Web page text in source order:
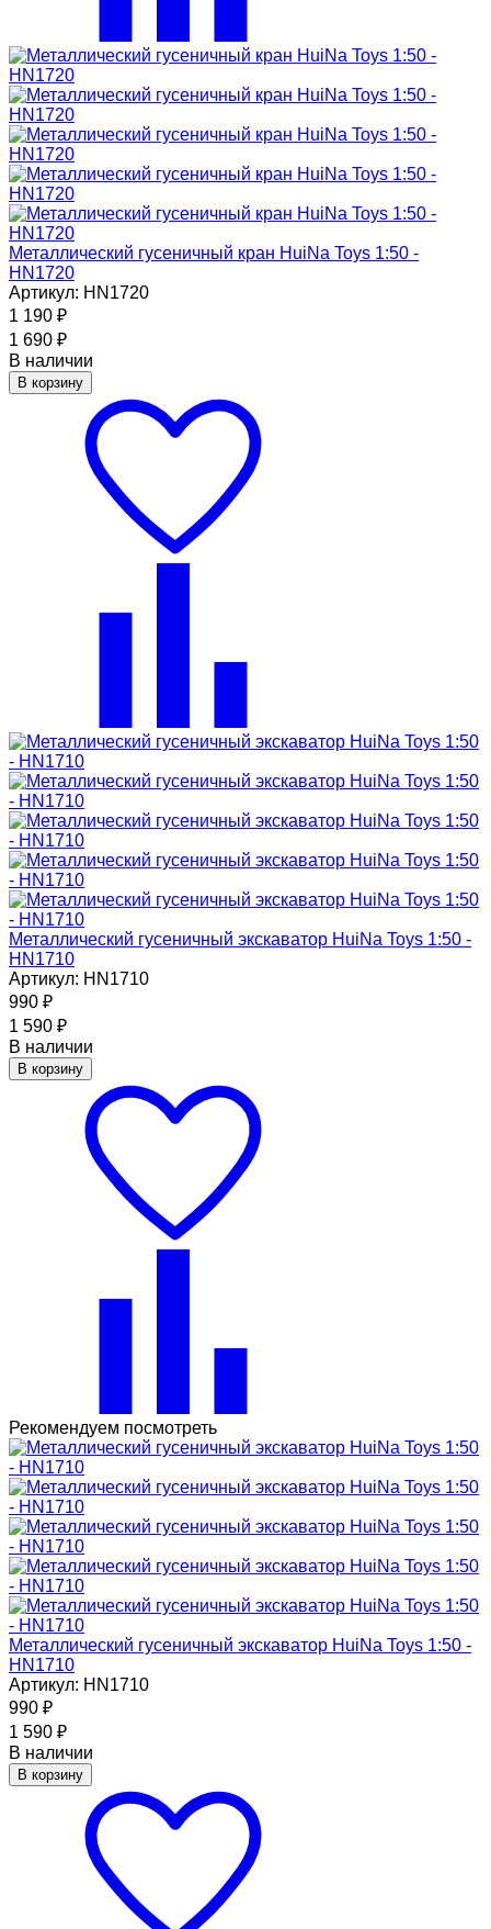
Металлический гусеничный кран HuiNa Toys 1:50 -
HN1720
Артикул: HN1720
1 190 ₽
1 690 ₽
В наличии
В корзину
Металлический гусеничный экскаватор HuiNa Toys 1:50 -
HN1710
Артикул: HN1710
990 ₽
1 590 ₽
В наличии
В корзину
Рекомендуем посмотреть
Металлический гусеничный экскаватор HuiNa Toys 1:50 -
HN1710
Артикул: HN1710
990 ₽
1 590 ₽
В наличии
В корзину